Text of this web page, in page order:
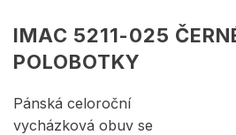
IMAC 5211-025
POLOBOTKY
Pánská celoroční
vycházková obuv se